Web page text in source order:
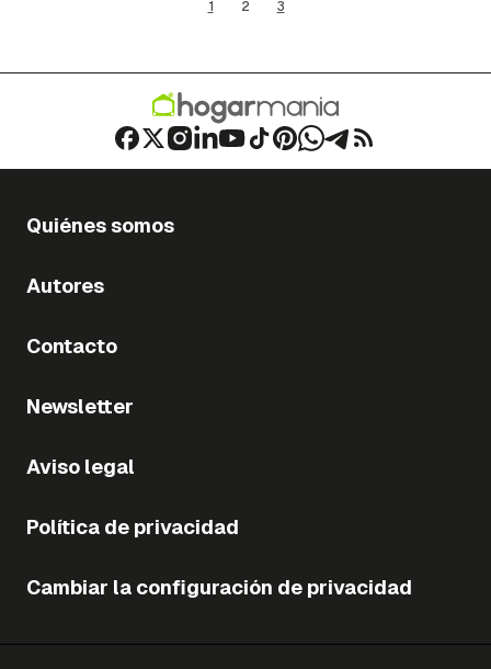
1 2 3
Quiénes somos
Autores
Contacto
Newsletter
Aviso legal
Política de privacidad
Cambiar la configuración de privacidad